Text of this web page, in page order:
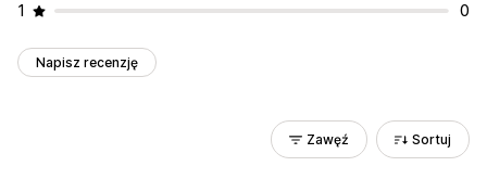
1
0
Napisz recenzję
Zawęź Sortuj